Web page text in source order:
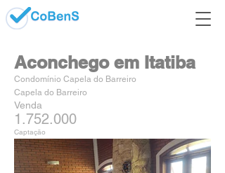
Aconchego em Itatiba
Condomínio Capela do Barreiro
Capela do Barreiro
Venda
1.752.000
Captação